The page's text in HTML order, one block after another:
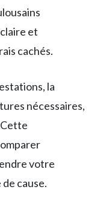
et
cachés.
la
nécessaires,
Cette
votre
cause.